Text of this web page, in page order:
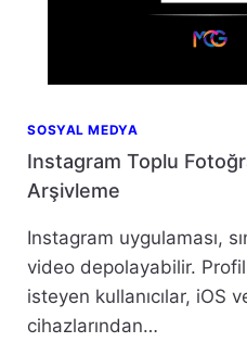
SOSYAL MEDYA
Instagram Toplu
Arşivleme
Instagram uygulaması,
video depolayabilir.
isteyen kullanıcılar, iOS
cihazlarından…